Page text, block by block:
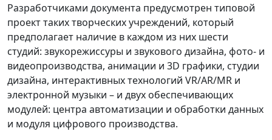
Разработчиками документа предусмотрен типовой
проект таких творческих учреждений, который
предполагает наличие в каждом из них шести
студий: звукорежиссуры и звукового дизайна, фото- и
видеопроизводства, анимации и 3D графики, студии
дизайна, интерактивных технологий VR/AR/MR и
электронной музыки – и двух обеспечивающих
модулей: центра автоматизации и обработки данных
и модуля цифрового производства.